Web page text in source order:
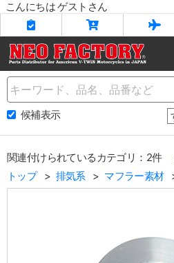
こんにちは ゲストさん
Name
候補表示
関連付けられているカテゴリ：2件
トップ
排気系 マフラー素材